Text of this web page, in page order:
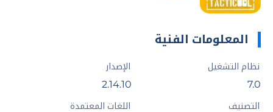
المعلومات الفنية
نظام التشغيل
7.0
الإصدار
2.14.10
التصنيف اللغات المعتمدة